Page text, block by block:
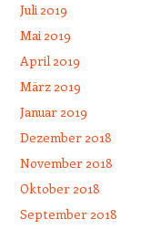
Juli 2019
Mai 2019
April 2019
März 2019
Januar 2019
Dezember 2018
November 2018
Oktober 2018
September 2018